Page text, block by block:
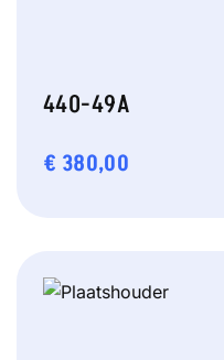
440-49A
€ 380,00